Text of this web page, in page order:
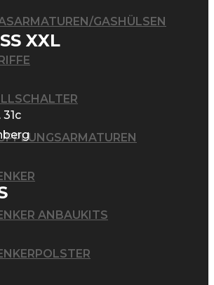
GASHÜLSEN
ANBAUKITS
XXL